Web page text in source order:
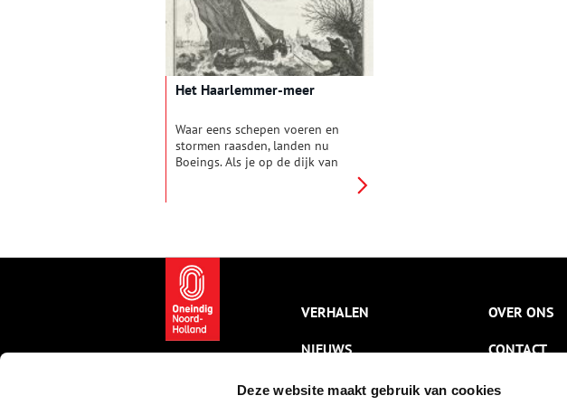
Deze website maakt gebruik van cookies
dwars door rivieren en vaarten,
en langs kolken en sluizen.
Het Haarlemmer-meer
Waar eens schepen voeren en
stormen raasden, landen nu
Boeings. Als je op de dijk van
voor je ziet, eens een
binnenmeer was.
VERHALEN
NIEUWS
KALENDER
OVER ONS
CONTACT
NIEUWSBRIEF